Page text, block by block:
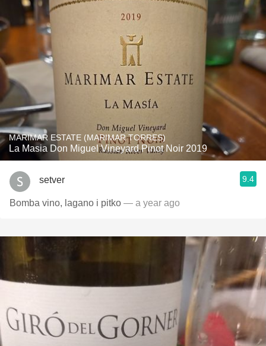
MARIMAR ESTATE (MARIMAR TORRES)
La Masia Don Miguel Vineyard Pinot Noir 2019
setver 9.4
Bomba vino, lagano i pitko — a year ago